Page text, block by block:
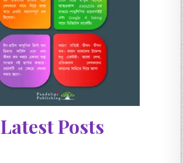
Latest Posts